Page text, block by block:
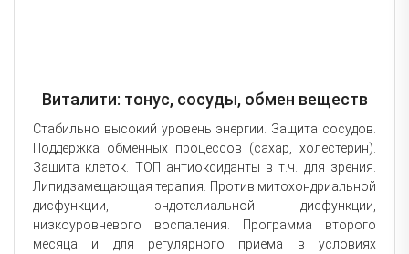
Виталити: тонус, сосуды, обмен веществ
Стабильно высокий уровень энергии. Защита сосудов.
Поддержка обменных процессов (сахар, холестерин).
Защита клеток. ТОП антиоксиданты в т.ч. для зрения.
Липидзамещающая терапия. Против митохондриальной
дисфункции, эндотелиальной дисфункции,
низкоуровневого воспаления. Программа второго
месяца и для регулярного приема в условиях